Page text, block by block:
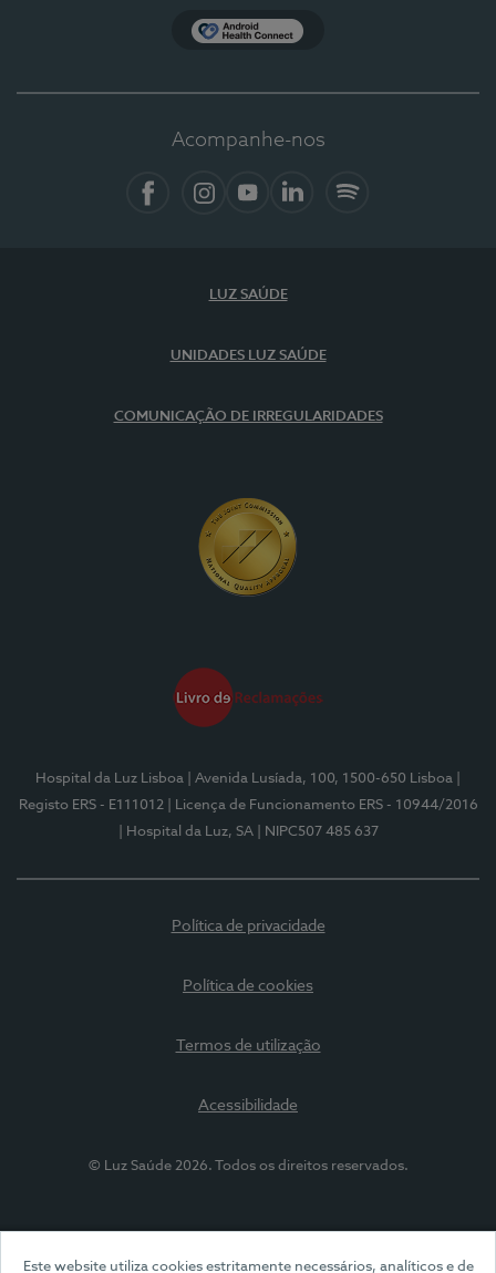
Este website utiliza cookies estritamente necessários, analíticos e de
Acompanhe-nos
LUZ SAÚDE
UNIDADES LUZ SAÚDE
COMUNICAÇÃO DE IRREGULARIDADES
Hospital da Luz Lisboa | Avenida Lusíada, 100, 1500-650 Lisboa
Registo ERS - E111012
| Licença de Funcionamento ERS - 10944/2016
| Hospital da Luz, SA
| NIPC507 485 637
Política de privacidade
Política de cookies
Termos de utilização
Acessibilidade
© Luz Saúde 2026. Todos os direitos reservados.